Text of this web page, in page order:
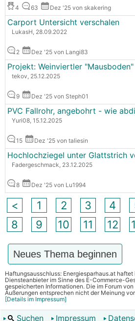
4 63 Dez '25 von skakering
Carport Untersicht verschalen
LukasH, 28.09.2022
2 Dez '25 von Langi83
Projekt: Weinviertler "Mausboden"
tekov, 25.12.2025
9 Dez '25 von Steph01
PVC Fallrohr, angebohrt - wie
Yuri08, 15.12.2025
15 Dez '25 von taliesin
Hochlochziegel unter Glattstrich
Fadergeschmack, 23.12.2025
8 Dez '25 von Lu1994
< 1 2 3 4
8
9 10 11 12
Neues Thema beginnen
Haftungsausschluss: Energiesparhaus.at
Diensteanbieter im Sinne des E-Commerce-
gespeicherten Informationen. Die im Forum
Äußerungen entsprechen nicht der Meinung
[Details im Impressum]
Suchen Impressum